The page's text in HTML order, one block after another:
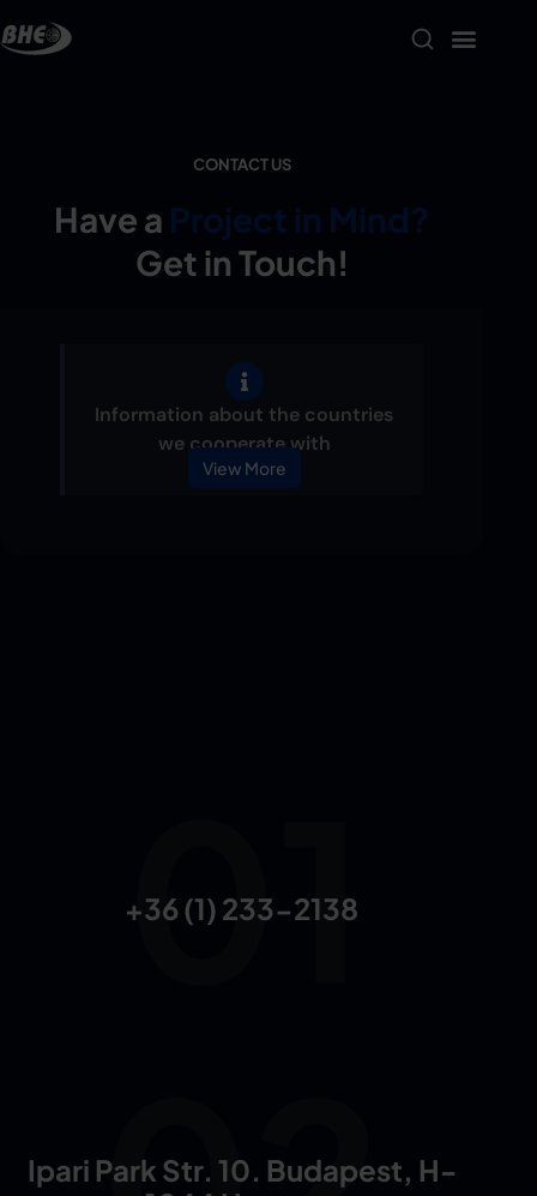
About us
My account
CONTACT US
Have a Project in Mind?
Get in Touch!
View More
Information about the countries
we cooperate with
+36 (1) 233-2138
Ipari Park Str. 10. Budapest, H-